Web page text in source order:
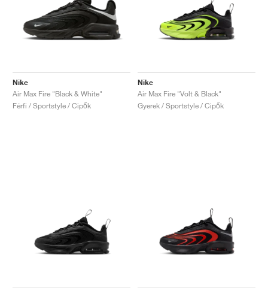
Nike
Air Max Fire "Black & White"
Férfi / Sportstyle / Cipők
Nike
Air Max Fire "Volt & Black"
Gyerek / Sportstyle / Cipők